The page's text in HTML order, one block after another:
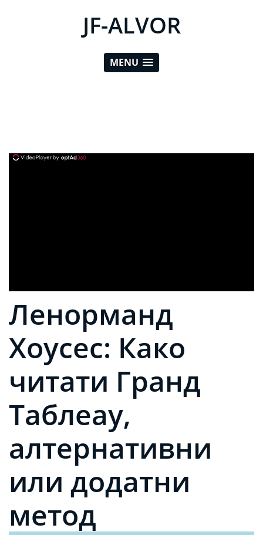
JF-ALVOR
MENU
Ленорманд
Хоусес: Како
читати Гранд
Таблеау,
алтернативни
или додатни
метод